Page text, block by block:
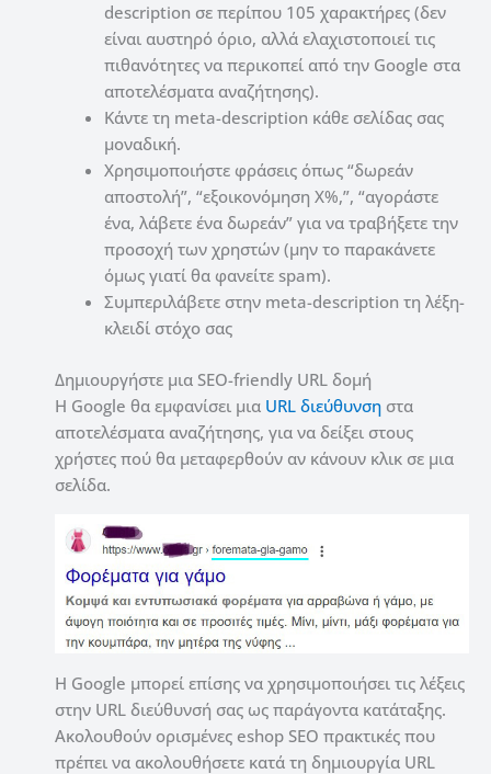
description σε περίπου 105 χαρακτήρες (δεν
είναι αυστηρό όριο, αλλά ελαχιστοποιεί τις
πιθανότητες να περικοπεί από την Google στα
αποτελέσματα αναζήτησης).
Κάντε τη meta-description κάθε σελίδας σας
μοναδική.
Χρησιμοποιήστε φράσεις όπως “δωρεάν
αποστολή”, “εξοικονόμηση X%,”, “αγοράστε
ένα, λάβετε ένα δωρεάν” για να τραβήξετε την
προσοχή των χρηστών (μην το παρακάνετε
όμως γιατί θα φανείτε spam).
Συμπεριλάβετε στην meta-description τη λέξη-
κλειδί στόχο σας
Δημιουργήστε μια SEO-friendly URL δομή
Η Google θα εμφανίσει μια URL διεύθυνση στα
αποτελέσματα αναζήτησης, για να δείξει στους
χρήστες πού θα μεταφερθούν αν κάνουν κλικ σε μια
σελίδα.
Η Google μπορεί επίσης να χρησιμοποιήσει τις λέξεις
στην URL διεύθυνσή σας ως παράγοντα κατάταξης.
Ακολουθούν ορισμένες eshop SEO πρακτικές που
πρέπει να ακολουθήσετε κατά τη δημιουργία URL